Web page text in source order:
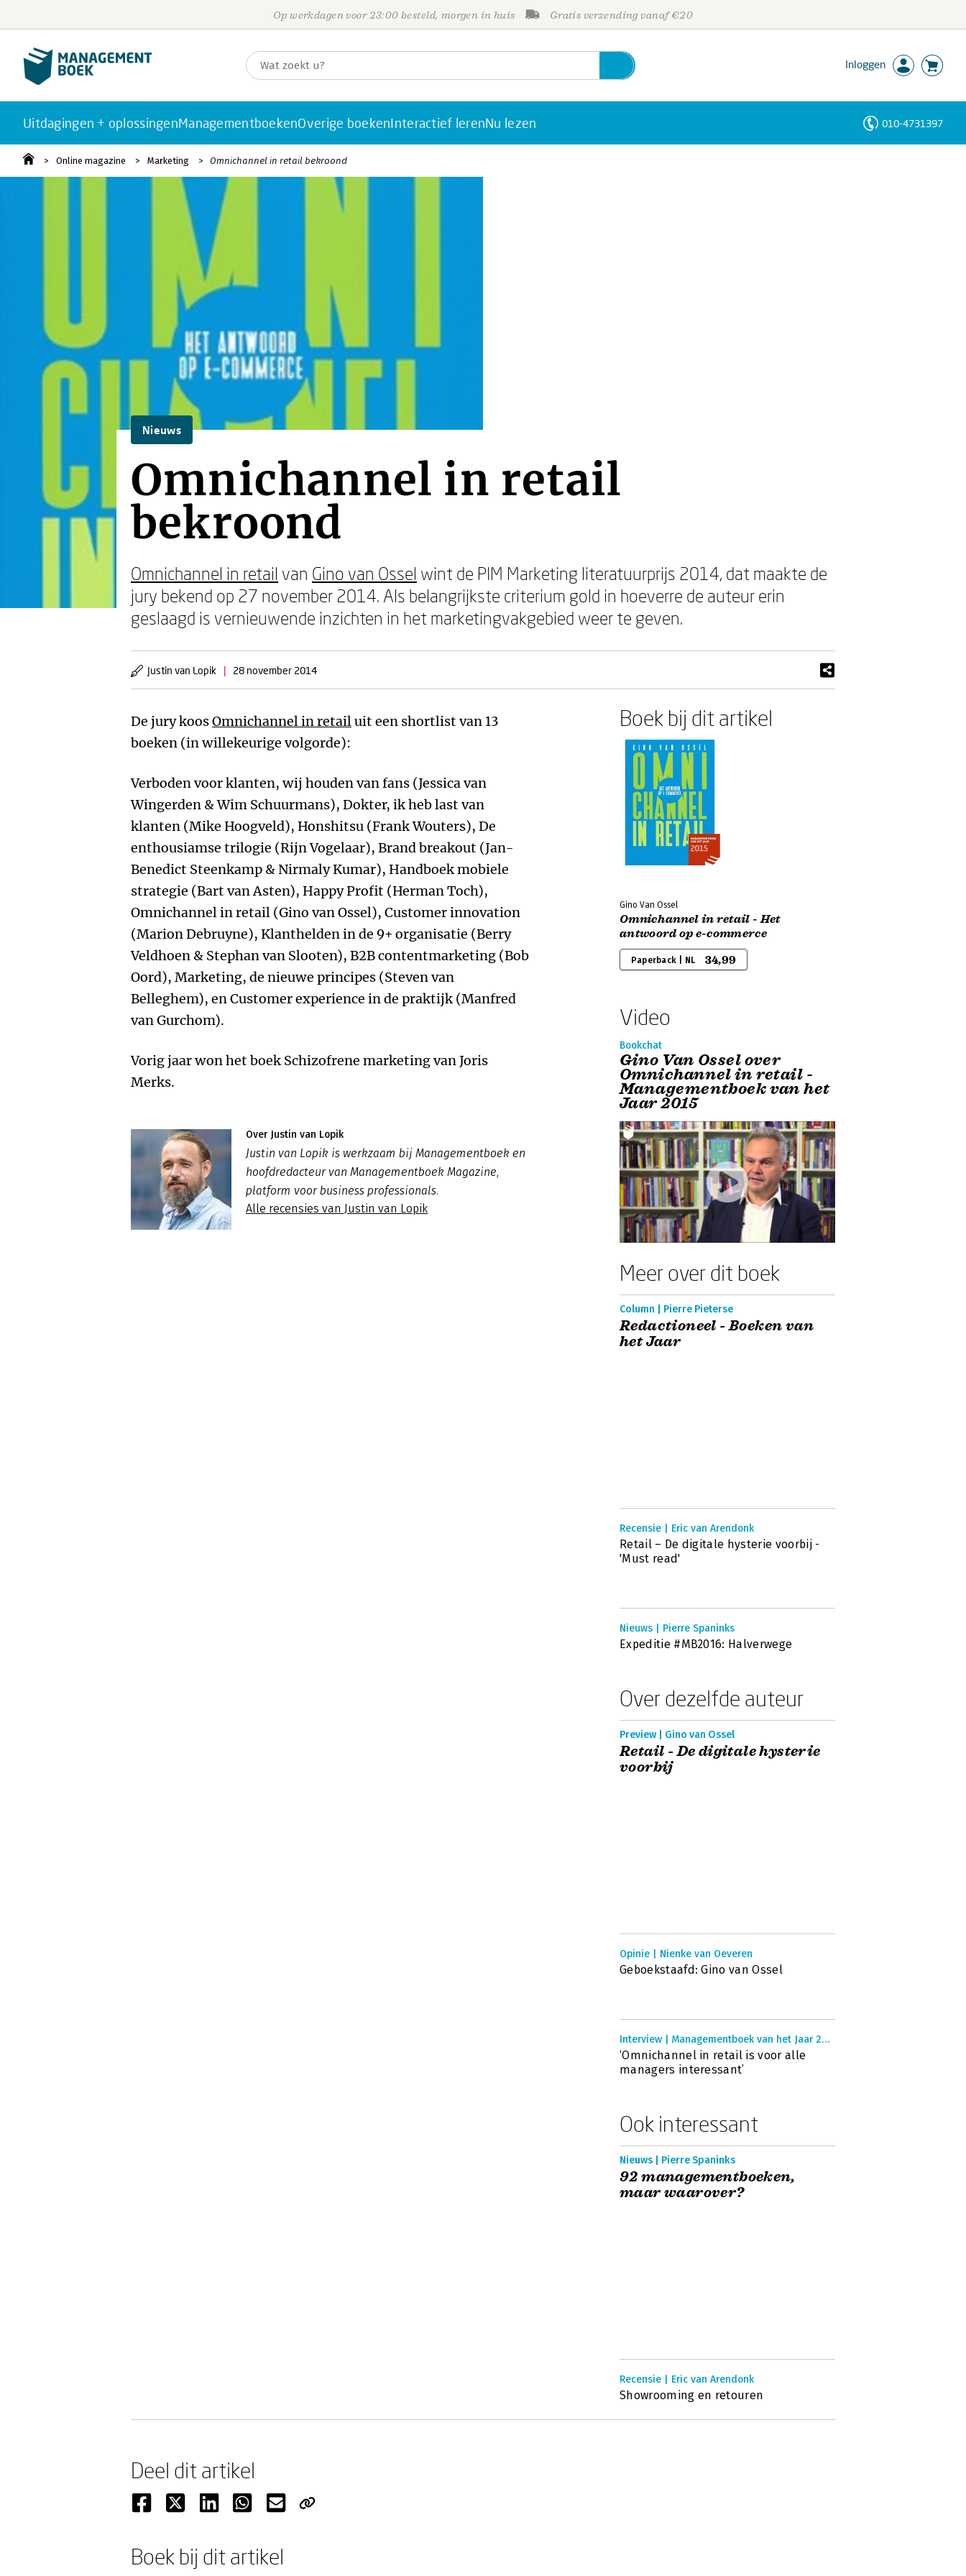
Op werkdagen voor 23:00 besteld, morgen in huis Gratis verzending vanaf €20
Inloggen
Uitdagingen + oplossingenManagementboekenOverige boekenInteractief lerenNu lezen 010-4731397
Online magazine Marketing Omnichannel in retail bekroond
Nieuws
Omnichannel in retail
bekroond
Omnichannel in retail van Gino van Ossel wint de PIM Marketing literatuurprijs 2014, dat maakte de
jury bekend op 27 november 2014. Als belangrijkste criterium gold in hoeverre de auteur erin
geslaagd is vernieuwende inzichten in het marketingvakgebied weer te geven.
Justin van Lopik | 28 november 2014
De jury koosOmnichannel in retailuit een shortlist van 13
boeken (in willekeurige volgorde):
Verboden voor klanten, wij houden van fans (Jessica van
Wingerden & Wim Schuurmans), Dokter, ik heb last van
klanten (Mike Hoogveld), Honshitsu (Frank Wouters), De
enthousiamse trilogie (Rijn Vogelaar), Brand breakout (Jan-
Benedict Steenkamp & Nirmaly Kumar), Handboek mobiele
strategie (Bart van Asten), Happy Profit (Herman Toch),
Omnichannel in retail (Gino van Ossel), Customer innovation
(Marion Debruyne), Klanthelden in de 9+ organisatie (Berry
Veldhoen & Stephan van Slooten), B2B contentmarketing (Bob
Oord), Marketing, de nieuwe principes (Steven van
Belleghem), en Customer experience in de praktijk (Manfred
van Gurchom).
Vorig jaar won het boek Schizofrene marketing van Joris
Merks.
Over Justin van Lopik
Justin van Lopik is werkzaam bij Managementboek en
hoofdredacteur van Managementboek Magazine,
platform voor business professionals.
Alle recensies van Justin van Lopik
Boek bij dit artikel
Gino Van Ossel
Omnichannel in retail - Het
antwoord op e-commerce
Paperback | NL 34,99
Video
Bookchat
Gino Van Ossel over
Omnichannel in retail -
Managementboek van het
Jaar 2015
Meer over dit boek
Column | Pierre Pieterse
Redactioneel - Boeken van
het Jaar
Recensie | Eric van Arendonk
Retail – De digitale hysterie voorbij -
'Must read'
Nieuws | Pierre Spaninks
Expeditie #MB2016: Halverwege
Over dezelfde auteur
Preview | Gino van Ossel
Retail - De digitale hysterie
voorbij
Opinie | Nienke van Oeveren
Geboekstaafd: Gino van Ossel
Interview | Managementboek van het Jaar 2015
‘Omnichannel in retail is voor alle
managers interessant’
Ook interessant
Nieuws | Pierre Spaninks
92 managementboeken,
maar waarover?
Recensie | Eric van Arendonk
Showrooming en retouren
Deel dit artikel
Boek bij dit artikel
Personen